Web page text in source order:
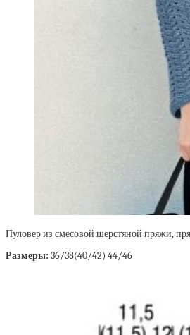
Пуловер из смесовой шерстяной пряжи,
Размеры: 36/38(40/42) 44/46